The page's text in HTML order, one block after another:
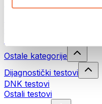
Ostale kategorije
Dijagnostički testovi
DNK testovi
Ostali testovi